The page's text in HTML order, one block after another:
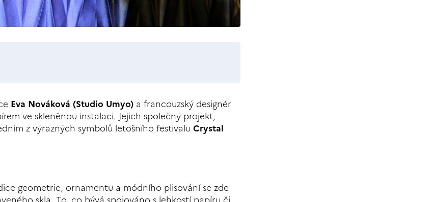
Eva Nováková (Studio Umyo) a francouzský designér
ve skleněnou instalaci. Jejich společný projekt,
z výrazných symbolů letošního festivalu Crystal
geometrie, ornamentu a módního plisování se zde